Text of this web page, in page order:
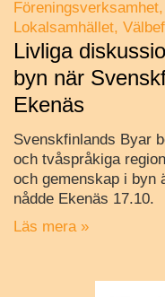
Föreningsverksamhet
Lokalsamhället
Livliga
byn när
Ekenäs
Svenskfinlands Byar
och tvåspråkiga
och gemenskap i byn
nådde Ekenäs 17.10.
Läs mera »